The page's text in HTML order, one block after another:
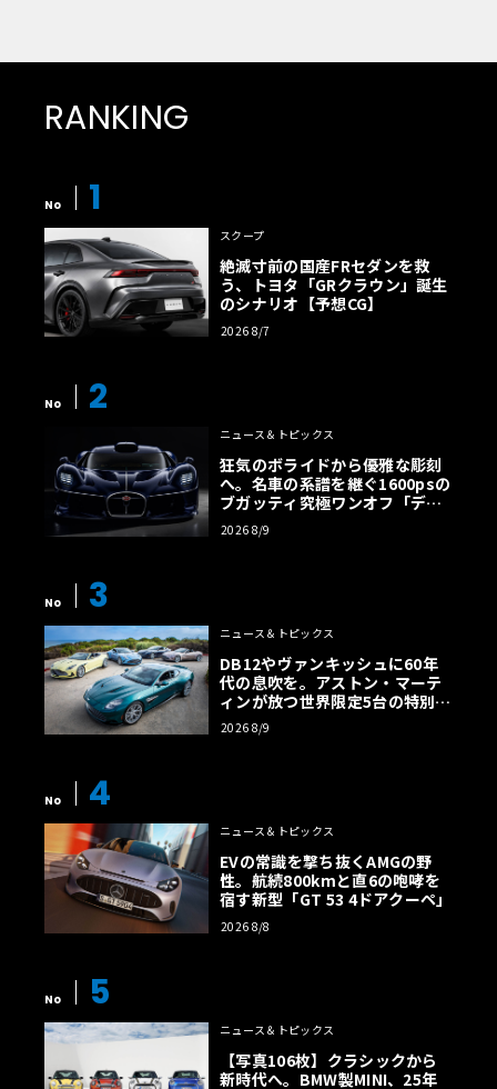
RANKING
No 1
スクープ
絶滅寸前の国産FRセダンを救
う、トヨタ「GRクラウン」誕生
のシナリオ【予想CG】
2026 8/7
No 2
ニュース＆トピックス
狂気のボライドから優雅な彫刻
へ。名車の系譜を継ぐ1600psの
ブガッティ究極ワンオフ「デス
トリエ」
2026 8/9
No 3
ニュース＆トピックス
DB12やヴァンキッシュに60年
代の息吹を。アストン・マーテ
ィンが放つ世界限定5台の特別コ
レクション
2026 8/9
No 4
ニュース＆トピックス
EVの常識を撃ち抜くAMGの野
性。航続800kmと直6の咆哮を
宿す新型「GT 53 4ドアクーペ」
2026 8/8
No 5
ニュース＆トピックス
【写真106枚】クラシックから
新時代へ。BMW製MINI、25年